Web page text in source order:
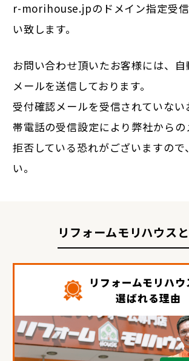
r-morihouse.jpのドメイン指定受
い致します。
お問い合わせ頂いたお客様には、
メールを送信しております。
受付確認メールを受信されていな
帯電話の受信設定により弊社から
拒否している恐れがございますので
い。
リフォームモリハウス
リフォームモリハウ
選ばれる理由